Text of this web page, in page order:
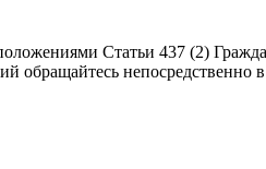
Статьи 437 (2)
обращайтесь непосредственно